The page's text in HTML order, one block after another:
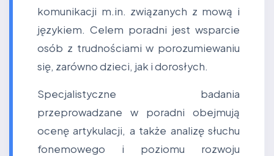
komunikacji m.in. związanych z mową i
językiem. Celem poradni jest wsparcie
osób z trudnościami w porozumiewaniu
się, zarówno dzieci, jak i dorosłych.
Specjalistyczne badania
przeprowadzane w poradni obejmują
ocenę artykulacji, a także analizę słuchu
fonemowego i poziomu rozwoju